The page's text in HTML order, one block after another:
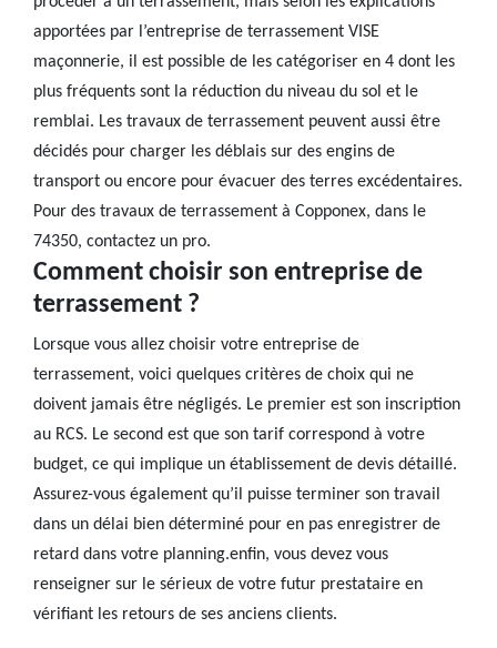
apportées par l’entreprise de terrassement VISE
maçonnerie, il est possible de les catégoriser en 4 dont les
plus fréquents sont la réduction du niveau du sol et le
remblai. Les travaux de terrassement peuvent aussi être
décidés pour charger les déblais sur des engins de
transport ou encore pour évacuer des terres excédentaires.
Pour des travaux de terrassement à Copponex, dans le
74350, contactez un pro.
Comment choisir son entreprise de
terrassement ?
Lorsque vous allez choisir votre entreprise de
terrassement, voici quelques critères de choix qui ne
doivent jamais être négligés. Le premier est son inscription
au RCS. Le second est que son tarif correspond à votre
budget, ce qui implique un établissement de devis détaillé.
Assurez-vous également qu’il puisse terminer son travail
dans un délai bien déterminé pour en pas enregistrer de
retard dans votre planning.enfin, vous devez vous
renseigner sur le sérieux de votre futur prestataire en
vérifiant les retours de ses anciens clients.